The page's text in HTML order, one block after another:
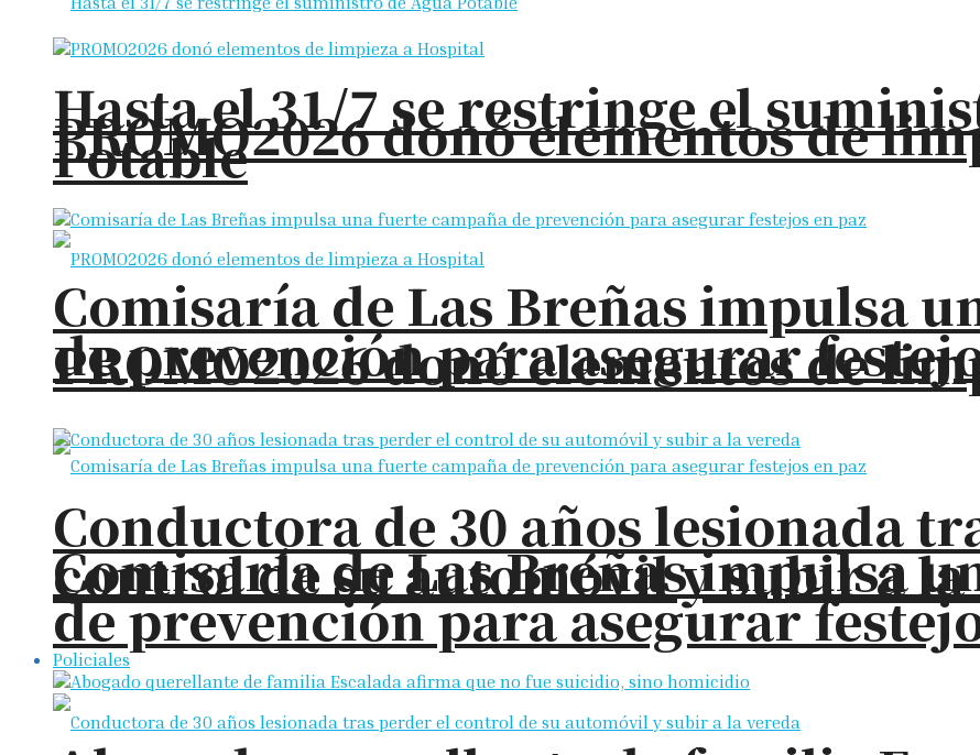
Hasta el 31/7 se restringe el
Potable
PROMO2026 donó elementos de
Comisaría de Las Breñas impulsa
de prevención para asegurar
PROMO2026 donó elementos de
Comisaría de Las Breñas impulsa
de prevención para asegurar
Conductora de 30 años lesionada
control de su automóvil y subir a la
Policiales